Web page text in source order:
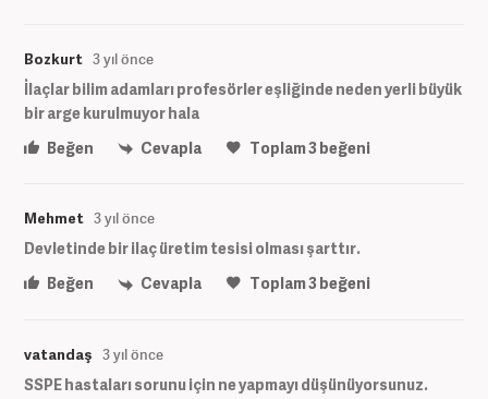
Bozkurt 3 yıl önce
İlaçlar bilim adamları profesörler eşliğinde neden yerli büyük
bir arge kurulmuyor hala
Beğen
Cevapla Toplam3beğeni
Mehmet 3 yıl önce
Devletinde bir ilaç üretim tesisi olması şarttır.
Beğen
Cevapla Toplam3beğeni
vatandaş 3 yıl önce
SSPE hastaları sorunu için ne yapmayı düşünüyorsunuz.